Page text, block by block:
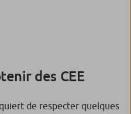
des CEE
de respecter quelques